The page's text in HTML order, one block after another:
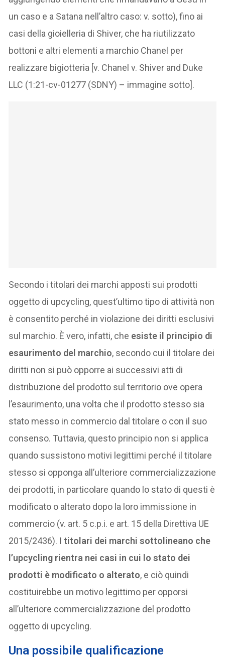
un caso e a Satana nell’altro caso: v. sotto), fino ai
casi della gioielleria di Shiver, che ha riutilizzato
bottoni e altri elementi a marchio Chanel per
realizzare bigiotteria [v. Chanel v. Shiver and Duke
LLC (1:21-cv-01277 (SDNY) – immagine sotto].
Secondo i titolari dei marchi apposti sui prodotti
oggetto di upcycling, quest’ultimo tipo di attività non
è consentito perché in violazione dei diritti esclusivi
sul marchio. È vero, infatti, che esiste il principio di
esaurimento del marchio, secondo cui il titolare dei
diritti non si può opporre ai successivi atti di
distribuzione del prodotto sul territorio ove opera
l’esaurimento, una volta che il prodotto stesso sia
stato messo in commercio dal titolare o con il suo
consenso. Tuttavia, questo principio non si applica
quando sussistono motivi legittimi perché il titolare
stesso si opponga all’ulteriore commercializzazione
dei prodotti, in particolare quando lo stato di questi è
modificato o alterato dopo la loro immissione in
commercio (v. art. 5 c.p.i. e art. 15 della Direttiva UE
2015/2436). I titolari dei marchi sottolineano che
l’upcycling rientra nei casi in cui lo stato dei
prodotti è modificato o alterato, e ciò quindi
costituirebbe un motivo legittimo per opporsi
all’ulteriore commercializzazione del prodotto
oggetto di upcycling.
Una possibile qualificazione